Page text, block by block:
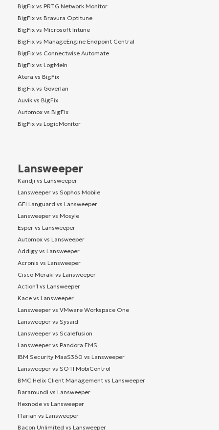
BigFix vs PRTG Network Monitor
BigFix vs Bravura Optitune
BigFix vs Microsoft Intune
BigFix vs ManageEngine Endpoint Central
BigFix vs Connectwise Automate
BigFix vs LogMeIn
Atera vs BigFix
BigFix vs Goverlan
Auvik vs BigFix
Automox vs BigFix
BigFix vs LogicMonitor
Lansweeper
Kandji vs Lansweeper
Lansweeper vs Sophos Mobile
GFI Languard vs Lansweeper
Lansweeper vs Mosyle
Esper vs Lansweeper
Automox vs Lansweeper
Addigy vs Lansweeper
Acronis vs Lansweeper
Cisco Meraki vs Lansweeper
Action1 vs Lansweeper
Kace vs Lansweeper
Lansweeper vs VMware Workspace One
Lansweeper vs Sysaid
Lansweeper vs Scalefusion
Lansweeper vs Pandora FMS
IBM Security MaaS360 vs Lansweeper
Lansweeper vs SOTI MobiControl
BMC Helix Client Management vs Lansweeper
Baramundi vs Lansweeper
Hexnode vs Lansweeper
ITarian vs Lansweeper
Bacon Unlimited vs Lansweeper